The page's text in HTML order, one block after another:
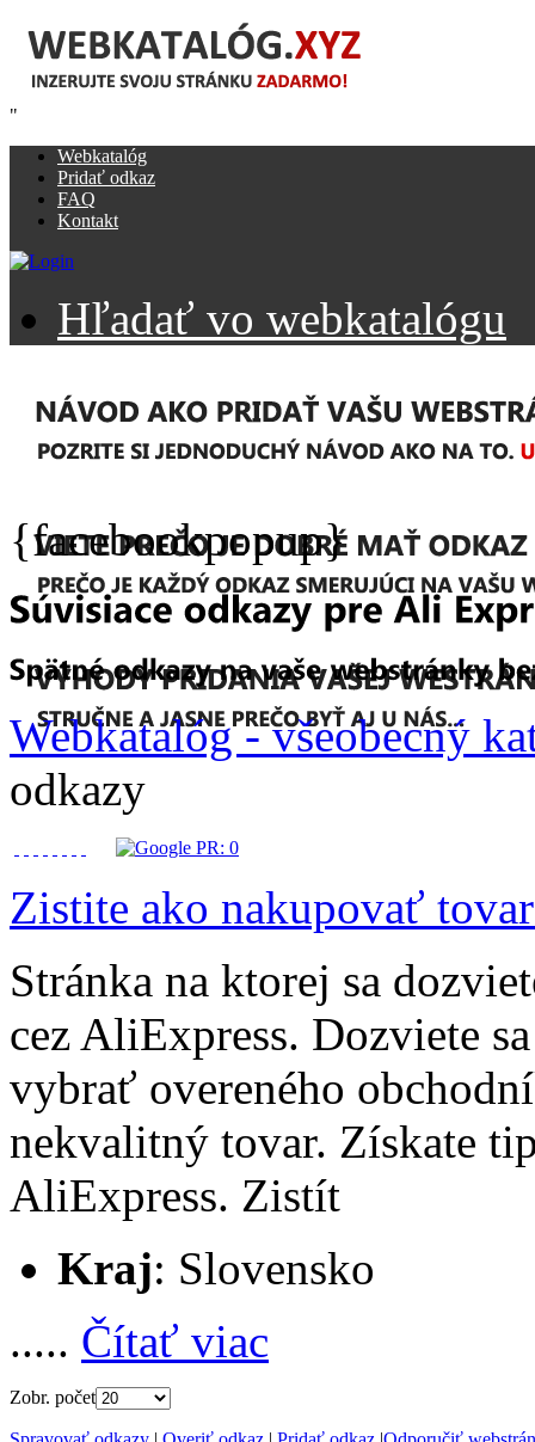
"
Webkatalóg
Pridať odkaz
FAQ
Kontakt
Hľadať vo webkatalógu
{facebookpopup}
Webkatalóg - všeobecný
odkazy
Zistite ako nakupovať
Stránka na ktorej sa
cez AliExpress. Dozviete
vybrať overeného
nekvalitný tovar. Získate
AliExpress. Zistít
Kraj: Slovensko
..... Čítať viac
Zobr. počet